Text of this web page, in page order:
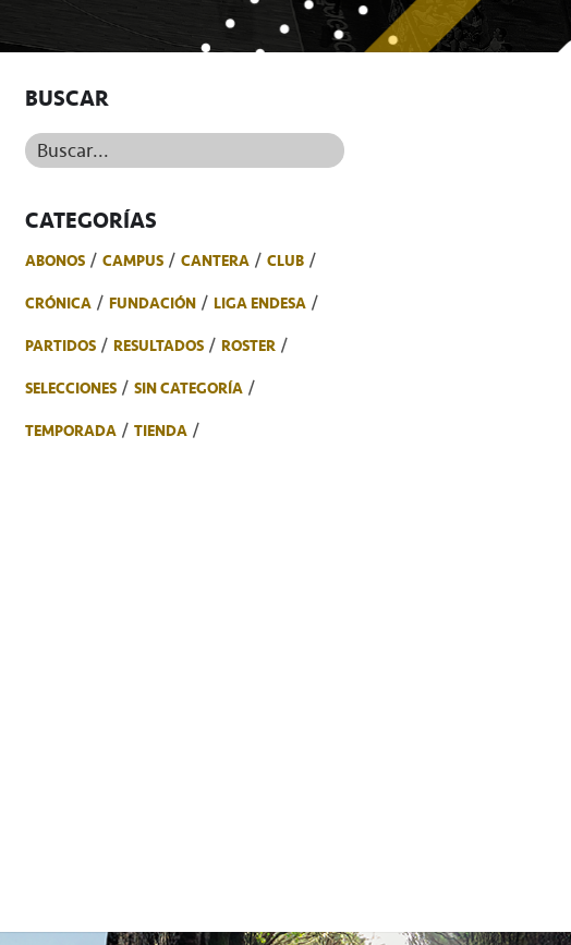
BUSCAR
Buscar...
CATEGORÍAS
ABONOS CAMPUS CANTERA
CLUB
CRÓNICA
FUNDACIÓN
LIGA ENDESA
PARTIDOS
RESULTADOS
ROSTER
SELECCIONES
SIN CATEGORÍA
TEMPORADA
TIENDA